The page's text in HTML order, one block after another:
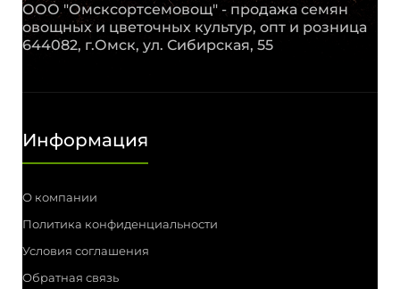
ООО "Омсксортсемовощ" - продажа семян
овощных и цветочных культур, опт и розница
644082, г.Омск, ул. Сибирская, 55
Информация
О компании
Политика конфиденциальности
Условия соглашения
Обратная связь